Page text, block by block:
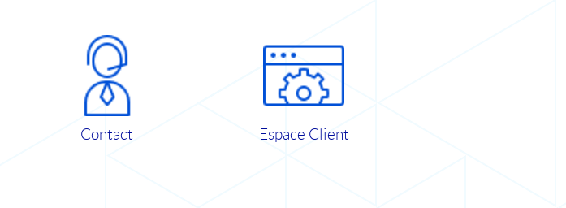
Contact Espace Client